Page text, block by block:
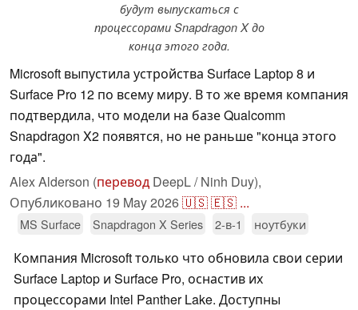
будут выпускаться с
процессорами Snapdragon X до
конца этого года.
Microsoft выпустила устройства Surface Laptop 8 и
Surface Pro 12 по всему миру. В то же время компания
подтвердила, что модели на базе Qualcomm
Snapdragon X2 появятся, но не раньше "конца этого
года".
Alex Alderson (перевод DeepL / Ninh Duy),
Опубликовано 19 May 2026🇺🇸🇪🇸 ...
MS Surface Snapdragon X Series 2-в-1 ноутбуки
Компания Microsoft только что обновила свои серии
Surface Laptop и Surface Pro, оснастив их
процессорами Intel Panther Lake. Доступны